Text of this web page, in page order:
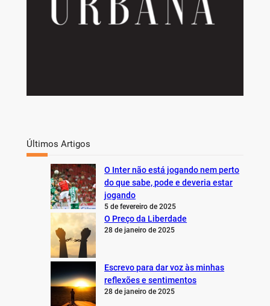
Últimos Artigos
O Inter não está jogando nem perto
do que sabe, pode e deveria estar
jogando
5 de fevereiro de 2025
O Preço da Liberdade
28 de janeiro de 2025
Escrevo para dar voz às minhas
reflexões e sentimentos
28 de janeiro de 2025